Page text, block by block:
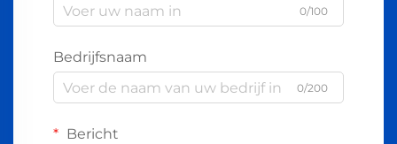
0/100
Bedrijfsnaam
0/200
Bericht